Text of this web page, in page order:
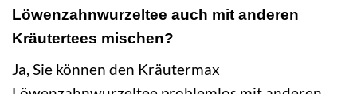
Löwenzahnwurzeltee auch mit anderen
Kräutertees mischen?
Ja, Sie können den Kräutermax